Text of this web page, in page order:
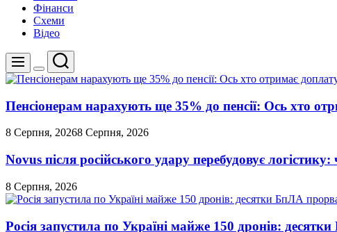
Фінанси
Схеми
Відео
Меню
Перемикач
кольорового
Пошук
Пенсіонерам нарахують ще 35% до пенсії: Ось хто
8 Серпня, 20268 Серпня, 2026
Novus після російського удару перебудовує
8 Серпня, 2026
Росія запустила по Україні майже 150 дронів: